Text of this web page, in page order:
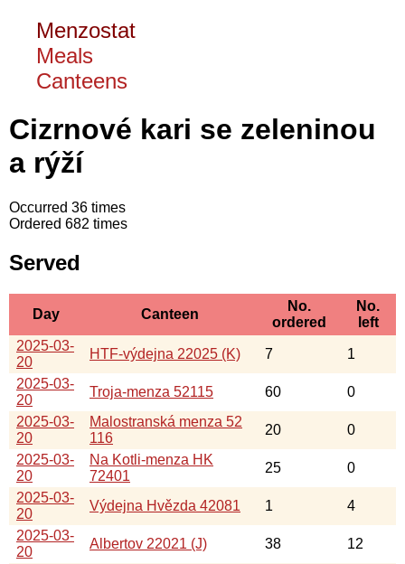
Menzostat
Meals
Canteens
Cizrnové kari se zeleninou
a rýží
Occurred 36 times
Ordered 682 times
Served
Day Canteen
No.
ordered
No.
left
2025-03-
20
HTF-výdejna 22025 (K) 7
1
2025-03-
20
Troja-menza 52115 60
0
2025-03-
20
Malostranská menza 52
116
20
0
2025-03-
20
Na Kotli-menza HK
72401
25
0
2025-03-
20
Výdejna Hvězda 42081 1
4
2025-03-
20
Albertov 22021 (J) 38
12